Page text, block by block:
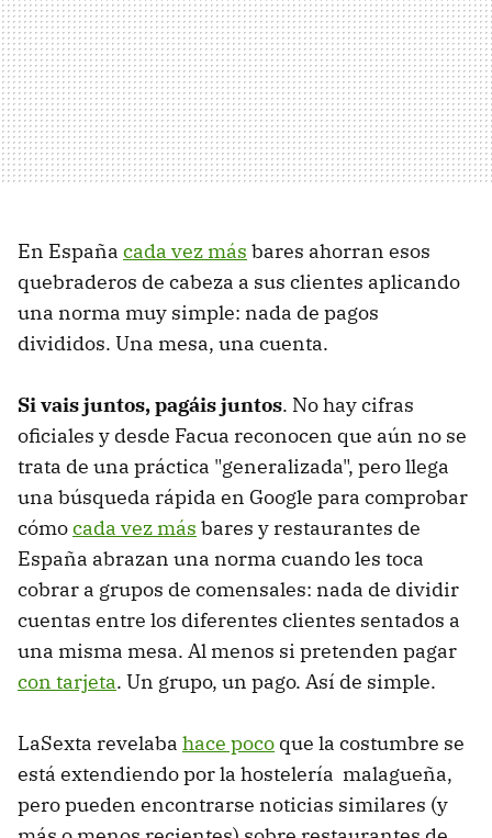
En España cada vez más bares ahorran esos
quebraderos de cabeza a sus clientes aplicando
una norma muy simple: nada de pagos
divididos. Una mesa, una cuenta.
Si vais juntos, pagáis juntos. No hay cifras
oficiales y desde Facua reconocen que aún no se
trata de una práctica "generalizada", pero llega
una búsqueda rápida en Google para comprobar
cómocada vez más bares y restaurantes de
España abrazan una norma cuando les toca
cobrar a grupos de comensales: nada de dividir
cuentas entre los diferentes clientes sentados a
una misma mesa. Al menos si pretenden pagar
con tarjeta. Un grupo, un pago. Así de simple.
LaSexta revelaba hace poco que la costumbre se
está extendiendo por la hostelería malagueña,
pero pueden encontrarse noticias similares (y